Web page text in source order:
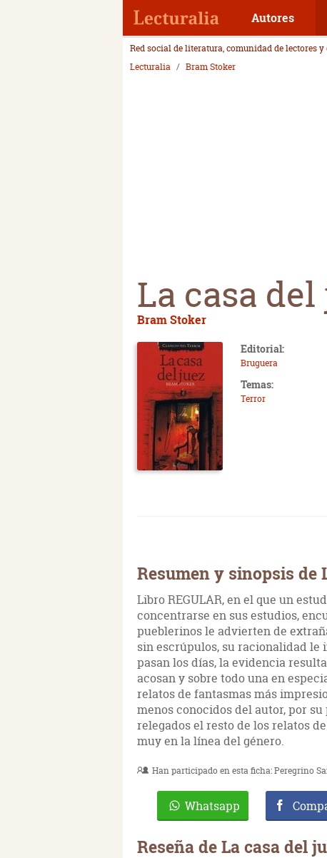
Autores
Red social de literatura, comunidad de lectores
Lecturalia
Bram Stoker
La casa del
Bram Stoker
Editorial:
Bruguera
Temas:
Terror
Resumen y sinopsis de
Libro REGULAR, en el que un
concentrarse en sus estudios,
pueblerinos le advierten de
sin escrúpulos, su racionalidad le
pasan los días, la evidencia
acosan y sobre todo una en
relatos de fantasmas más
menos conocidos del autor, por
relegados el resto de los relatos
muy en la línea del género.
Han participado en esta ficha:Peregrino
Whatsapp
Reseña de La casa del